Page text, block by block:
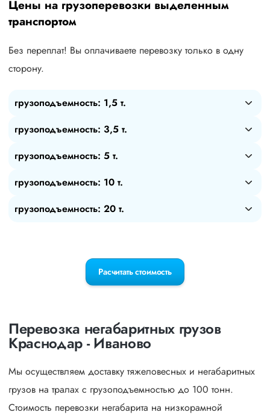
Цены на грузоперевозки выделенным
транспортом
Без переплат! Вы оплачиваете перевозку только в одну
сторону.
грузоподъемность: 1,5 т.
грузоподъемность: 3,5 т.
грузоподъемность: 5 т.
грузоподъемность: 10 т.
грузоподъемность: 20 т.
Расчитать стоимость
Перевозка негабаритных грузов
Краснодар - Иваново
Мы осуществляем доставку тяжеловесных и негабаритных
грузов на тралах с грузоподъемностью до 100 тонн.
Стоимость перевозки негабарита на низкорамной